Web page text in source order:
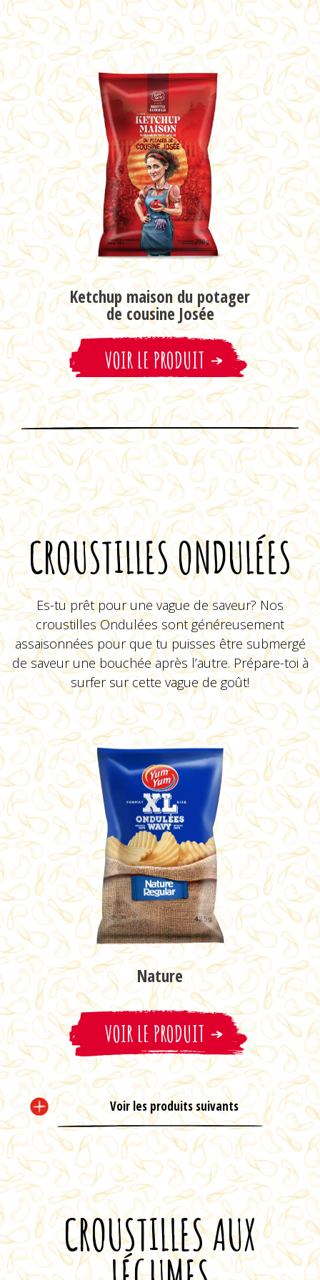
Bacon
VOIR LE PRODUIT
Nature 40% moins de
sodium
VOIR LE PRODUIT
Sauce BBQ St-Hubert
VOIR LE PRODUIT
VOIR LE PRODUIT
VOIR LE PRODUIT
Mayo Épicée
VOIR LE PRODUIT
Ketchup maison du potager
de cousine Josée
VOIR LE PRODUIT
Touski de la cuisine de
Pauline
VOIR LE PRODUIT
Sauce BBQ Érable d'la
cabane à suc' de Ti-Luc
VOIR LE PRODUIT
CROUSTILLES ONDULÉES
Es-tu prêt pour une vague de saveur? Nos
croustilles Ondulées sont généreusement
assaisonnées pour que tu puisses être submergé
de saveur une bouchée après l’autre. Prépare-toi à
surfer sur cette vague de goût!
Nature
VOIR LE PRODUIT
Voir les produits suivants
CROUSTILLES AUX